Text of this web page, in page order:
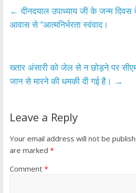
b
o
er s
A
p
e
← दीनदयाल उपाध्याय जी के जन्म
आवास से ‘‘आत्मनिर्भरता स्वंवाद।
ख्तार अंसारी को जेल से न छोड़ने पर
जान से मारने की धमकी दी गई है। →
Leave a Reply
Your email address will not be
are marked *
Comment *